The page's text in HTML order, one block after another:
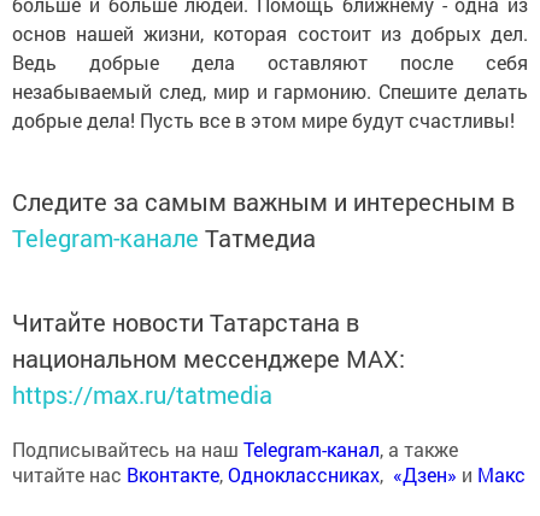
основ нашей жизни, которая состоит из добрых дел.
Ведь добрые дела оставляют после себя
незабываемый след, мир и гармонию. Спешите делать
добрые дела! Пусть все в этом мире будут счастливы!
Следите за самым важным и интересным в
Telegram-канале Татмедиа
Читайте новости Татарстана в
национальном мессенджере MАХ:
https://max.ru/tatmedia
Подписывайтесь на наш Telegram-канал, а также
читайте нас Вконтакте,Одноклассниках, «Дзен» и Макс